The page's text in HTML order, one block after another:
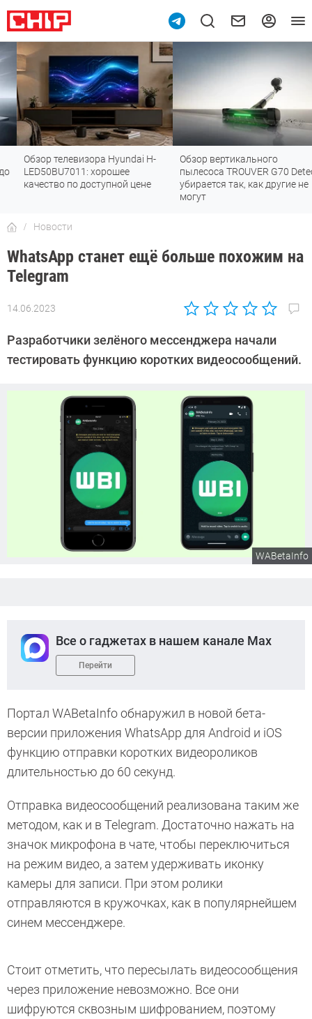
Обзор телевизора Hyundai H-
LED50BU7011: хорошее
качество по доступной цене
Обзор вертикального
пылесоса TROUVER G70 Detect:
убирается так, как другие не
могут
Новости
WhatsApp станет ещё больше похожим на
Telegram
14.06.2023
Автор:
Довлатова
Разработчики зелёного мессенджера начали
тестировать функцию коротких видеосообщений.
WABetaInfo
Все о гаджетах в нашем канале Max
Перейти
Портал WABetaInfo обнаружил в новой бета-
версии приложения WhatsApp для Android и iOS
функцию отправки коротких видеороликов
длительностью до 60 секунд.
Отправка видеосообщений реализована таким же
методом, как и в Telegram. Достаточно нажать на
значок микрофона в чате, чтобы переключиться
на режим видео, а затем удерживать иконку
камеры для записи. При этом ролики
отправляются в кружочках, как в популярнейшем
синем мессенджере.
Стоит отметить, что пересылать видеосообщения
через приложение невозможно. Все они
шифруются сквозным шифрованием, поэтому